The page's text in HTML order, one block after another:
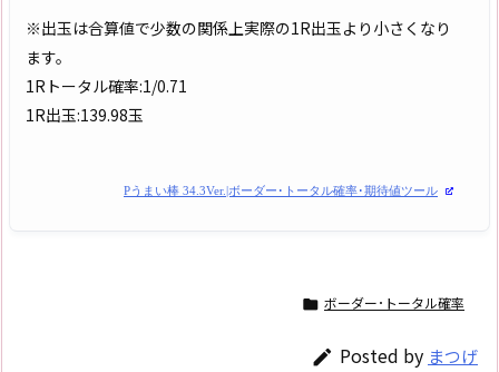
※出玉は合算値で少数の関係上実際の1R出玉より小さくなり
ます。
1Rトータル確率:1/0.71
1R出玉:139.98玉
Pうまい棒 34.3Ver.|ボーダー･トータル確率･期待値ツール
 ボーダー･トータル確率
 Posted by まつげ